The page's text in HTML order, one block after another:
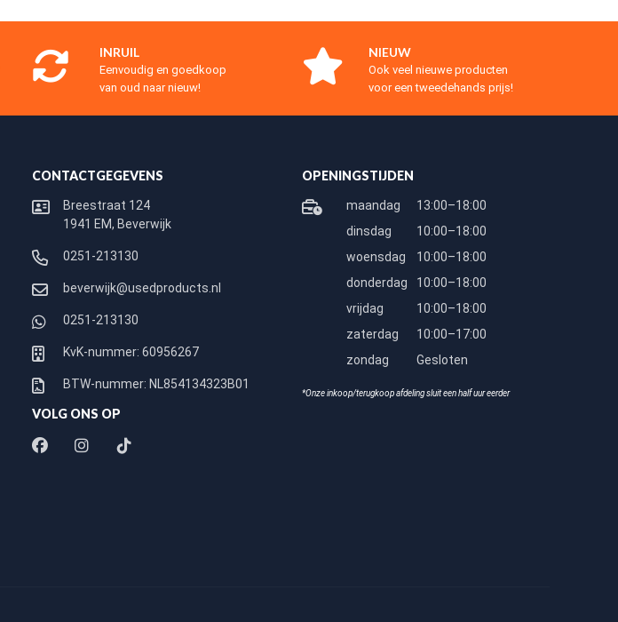
INRUIL
Eenvoudig en goedkoop
van oud naar nieuw!
NIEUW
Ook veel nieuwe producten
voor een tweedehands prijs!
CONTACTGEGEVENS
Breestraat 124
1941 EM, Beverwijk
0251-213130
beverwijk@usedproducts.nl
0251-213130
KvK-nummer: 60956267
BTW-nummer: NL854134323B01
VOLG ONS OP
OPENINGSTIJDEN
maandag
13:00–18:00
dinsdag
10:00–18:00
woensdag
10:00–18:00
donderdag
10:00–18:00
vrijdag
10:00–18:00
zaterdag
10:00–17:00
zondag
Gesloten
*Onze inkoop/terugkoop afdeling sluit een half uur eerder